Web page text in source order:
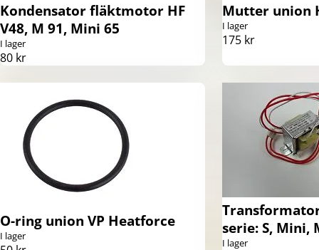
Kondensator fläktmotor HF
V48, M 91, Mini 65
I lager
80 kr
Mutter union
I lager
175 kr
O-ring union VP Heatforce
I lager
serie: S, Mini,
I lager